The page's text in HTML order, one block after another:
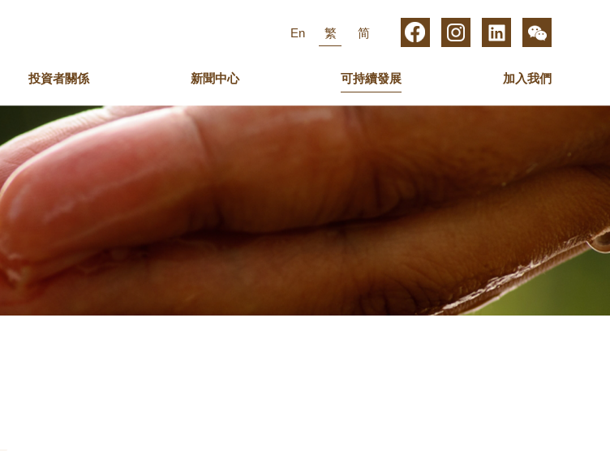
En 繁 简
主席簡介 副主席的話 集團管理層
獎項及嘉許
娛樂文化
英皇娛樂集團
英皇電影集團
酒店 數碼媒體
投資者關係 新聞中心 可持續發展
共享價值 綠色行動 關護員工
加入我們